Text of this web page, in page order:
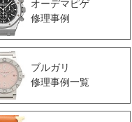
オーデマピゲ
修理事例
ブルガリ
修理事例一覧